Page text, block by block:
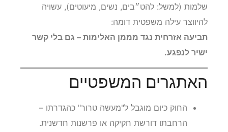
שלמות (למשל: להט״בים, נשים, מיעוטים), עשויה
להיווצר עילה משפטית דומה:
תביעה אזרחית נגד מממן האלימות – גם בלי קשר
ישיר לנפגע.
האתגרים המשפטיים
החוק כיום מוגבל ל"מעשה טרור" כהגדרתו –
הרחבתו דורשת חקיקה או פרשנות חדשנית.